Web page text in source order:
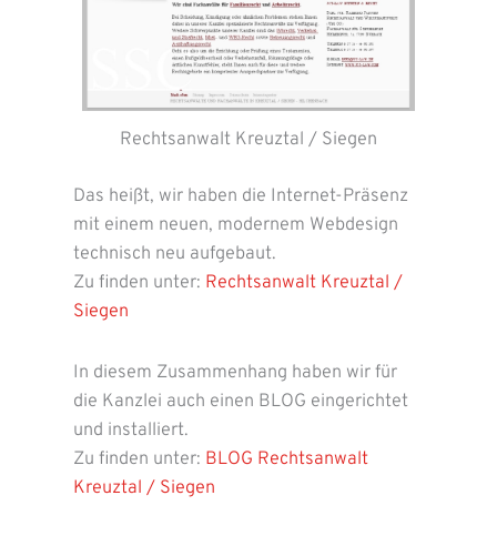
Rechtsanwalt Kreuztal / Siegen
Das heißt, wir haben die Internet-Präsenz
mit einem neuen, modernem Webdesign
technisch neu aufgebaut.
Zu finden unter: Rechtsanwalt Kreuztal /
Siegen
In diesem Zusammenhang haben wir für
die Kanzlei auch einen BLOG eingerichtet
und installiert.
Zu finden unter: BLOG Rechtsanwalt
Kreuztal / Siegen